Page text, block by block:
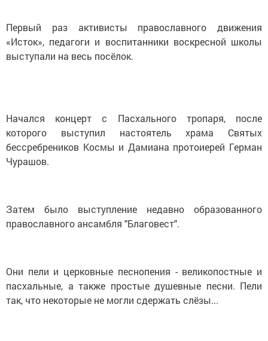
Первый раз активисты православного движения
«Исток», педагоги и воспитанники воскресной школы
выступали на весь посёлок.
Начался концерт с Пасхального тропаря, после
которого выступил настоятель храма Святых
бессребреников Космы и Дамиана протоиерей Герман
Чурашов.
Затем было выступление недавно образованного
православного ансамбля "Благовест".
Они пели и церковные песнопения - великопостные и
пасхальные, а также простые душевные песни. Пели
так, что некоторые не могли сдержать слёзы...